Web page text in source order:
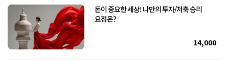
돈이 중요한 세상! 나만의 투자/저축 승리
요정은?
14,000